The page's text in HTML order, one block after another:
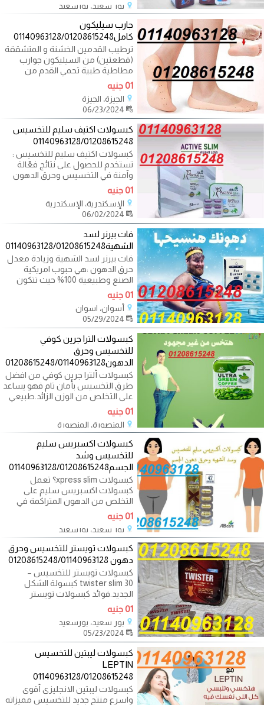
بور سعيد، بورسعيد
06/25/2024
جارب سيليكون
كامل01140963128/01208615248
ترطيب القدمين الخشنة و المتشققة
(قطعتين) من السيليكون جوارب
مطاطية طبية تحمي القدم من
التشقات
01 جنيه
الجيزة، الجيزة
كبسولات اكتيف سليم للتخسيس
01140963128/01208615248
كبسولات اكتيف سليم للتخسيس :
تستخدم للحصول على نتائج فعّالة
وآمنة في التخسيس وحرق الدهون
خلال
01 جنيه
الإسكندرية، الإسكندرية
فات بيرنر لسد
الشهية01140963128/01208615248
فات بيرنر لسد الشهية وزيادة معدل
حرق الدهون :هي حبوب امريكية
الصنع وطبيعية 100% حيث تتكون
من خلاصة
01 جنيه
أسوان، اسوان
كبسولات الترا جرين كوفي
للتخسيس وحرق
الدهون01208615248/01140963128
كبسولات ألترا جرين كوفي من افضل
طرق التخسيس بأمان تام فهو يساعد
على التخلص من الوزن الزائد.طبيعي
01 جنيه
المنصورة، المنصورة
05/28/2024
كبسولات اكسبريس سليم
للتخسيس وشد
الجسم01140963128/01208615248
كبسولات xpress slim؟ تعمل
كبسولات اكسبريس سليم على
التخلص من الدهون المتراكمة في
الجسم وتقليل نسب
01 جنيه
بور سعيد، بورسعيد
05/27/2024
كبسولات تويستر للتخسيس وحرق
دهون 01208615248/01140963128
كبسولات تويستر للتخسيس –
twister slim 30 كبسولة الشكل
الجديد.فوائد كبسولات تويستر
للتخسيس twister
01 جنيه
بور سعيد، بورسعيد
كبسولات ليبتين للتخسيس
LEPTIN
01140963128/01208615248
كبسولات ليبتين الانجليزى أقوى
واسرع منتج جديد للتخسيس مميزاته